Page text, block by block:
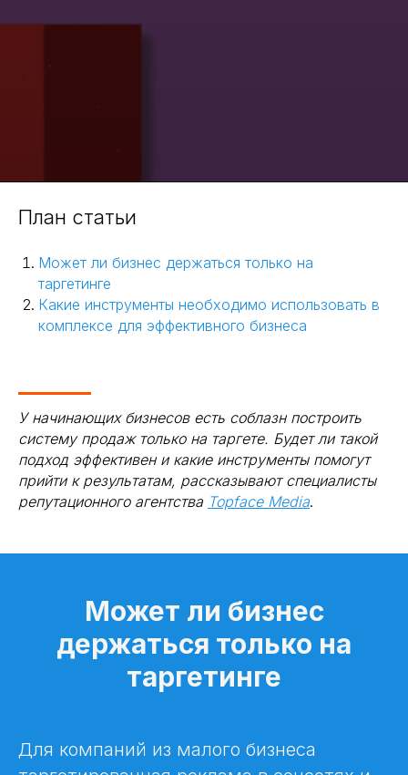
План статьи
Может ли бизнес держаться только на
таргетинге
Какие инструменты необходимо использовать в
комплексе для эффективного бизнеса
У начинающих бизнесов есть соблазн построить
систему продаж только на таргете. Будет ли такой
подход эффективен и какие инструменты помогут
прийти к результатам, рассказывают специалисты
репутационного агентства Topface Media.
Может ли бизнес
держаться только на
таргетинге
Для компаний из малого бизнеса